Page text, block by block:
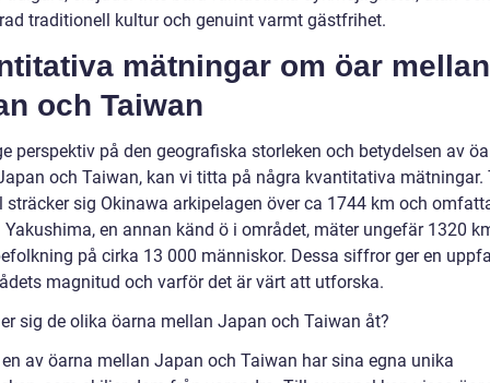
traditionell kultur och genuint varmt gästfrihet.
mätningar om öar mellan
och Taiwan
perspektiv på den geografiska storleken och betydelsen av
och Taiwan, kan vi titta på några kvantitativa mätningar.
sträcker sig Okinawa arkipelagen över ca 1744 km och
Yakushima, en annan känd ö i området, mäter ungefär 1320
på cirka 13 000 människor. Dessa siffror ger en
magnitud och varför det är värt att utforska.
sig de olika öarna mellan Japan och Taiwan åt?
av öarna mellan Japan och Taiwan har sina egna unika